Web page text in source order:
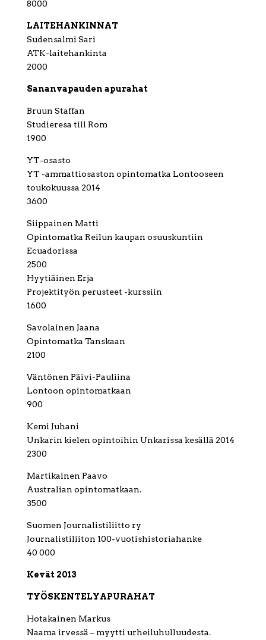
8000
LAITEHANKINNAT
Sudensalmi Sari
ATK-laitehankinta
2000
Sananvapauden apurahat
Bruun Staffan
Studieresa till Rom
1900
YT-osasto
YT -ammattiosaston opintomatka Lontooseen
toukokuussa 2014
3600
Siippainen Matti
Opintomatka Reilun kaupan osuuskuntiin
Ecuadorissa
2500
Hyytiäinen Erja
Projektityön perusteet -kurssiin
1600
Savolainen Jaana
Opintomatka Tanskaan
2100
Väntönen Päivi-Pauliina
Lontoon opintomatkaan
900
Kemi Juhani
Unkarin kielen opintoihin Unkarissa kesällä 2014
2300
Martikainen Paavo
Australian opintomatkaan.
3500
Suomen Journalistiliitto ry
Journalistiliiton 100-vuotishistoriahanke
40 000
Kevät 2013
TYÖSKENTELYAPURAHAT
Hotakainen Markus
Naama irvessä – myytti urheiluhulluudesta.